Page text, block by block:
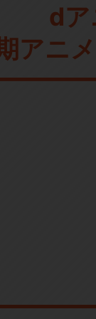
dア
アニ